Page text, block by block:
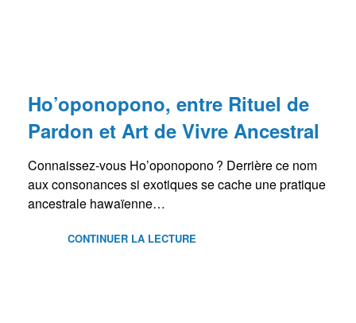
Ho’oponopono, entre Rituel de
Pardon et Art de Vivre Ancestral
Connaissez-vous Ho’oponopono ? Derrière ce nom
aux consonances si exotiques se cache une pratique
ancestrale hawaïenne…
CONTINUER LA LECTURE